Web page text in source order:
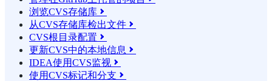
浏览CVS存储库 
从CVS存储库检出文件 
CVS根目录配置 
更新CVS中的本地信息 
IDEA使用CVS监视 
使用CVS标记和分支 